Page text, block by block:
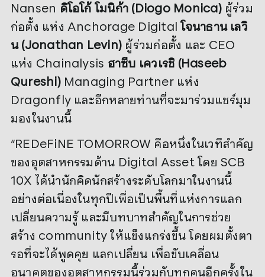
Nansen ดิโอโก้ โมนิก้า (Diogo Monica)ผู้ร่วม
ก่อตั้ง แห่ง Anchorage Digitalโจนาธาน เลวิ
น (Jonathan Levin) ผู้ร่วมก่อตั้ง และ CEO
แห่ง Chainalysis ฮาซีบ เควเรชิ (Haseeb
Qureshi)Managing Partner แห่ง
Dragonfly และอีกหลายท่านที่จะมาร่วมแชร์มุม
มองในงานนี้
“REDeFiNE TOMORROW คือหนึ่งในเวทีสำคัญ
ของอุตสาหกรรมด้าน Digital Asset โดย SCB
10X ได้นำนักคิดนักสร้างระดับโลกมาในงานนี้
อย่างต่อเนื่องในทุกปีเพื่อเป็นพื้นที่แห่งการแลก
เปลี่ยนความรู้ และมีบทบาทสำคัญในการช่วย
สร้าง community ให้แข็งแกร่งขึ้น โดยผมตั้งตา
รอที่จะได้พูดคุย แลกเปลี่ยน เพื่อขับเคลื่อน
อนาคตของอุตสาหกรรมนี้ร่วมกับทุกคนอีกครั้งใน